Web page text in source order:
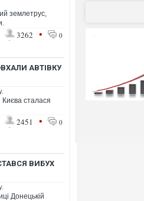
землетрус,
3262 • 0
АВТІВКУ
Києва сталася
2451 • 0
ВИБУХ
Донецькій